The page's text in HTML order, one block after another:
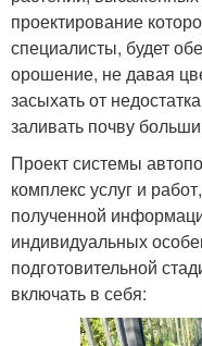
проектирование
специалисты, будет
орошение, не давая
засыхать от
заливать почву
Проект системы
комплекс услуг и
полученной
индивидуальных
подготовительной
включать в себя: